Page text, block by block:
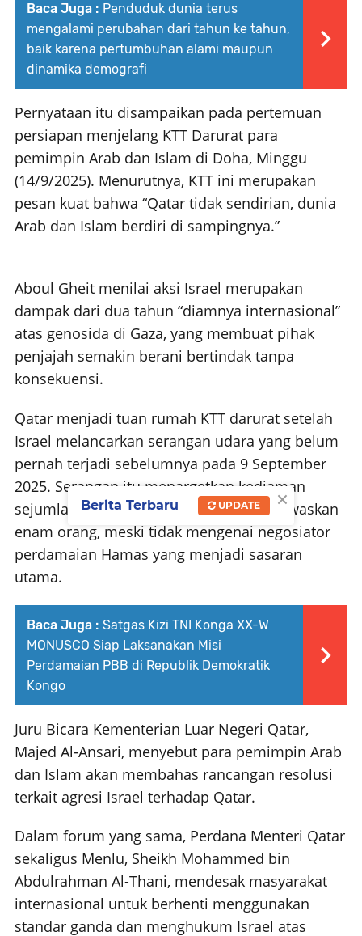
Baca Juga : Penduduk dunia terus
mengalami perubahan dari tahun ke tahun,
baik karena pertumbuhan alami maupun
dinamika demografi
Pernyataan itu disampaikan pada pertemuan
persiapan menjelang KTT Darurat para
pemimpin Arab dan Islam di Doha, Minggu
(14/9/2025). Menurutnya, KTT ini merupakan
pesan kuat bahwa “Qatar tidak sendirian, dunia
Arab dan Islam berdiri di sampingnya.”
Aboul Gheit menilai aksi Israel merupakan
dampak dari dua tahun “diamnya internasional”
atas genosida di Gaza, yang membuat pihak
penjajah semakin berani bertindak tanpa
konsekuensi.
Qatar menjadi tuan rumah KTT darurat setelah
Israel melancarkan serangan udara yang belum
pernah terjadi sebelumnya pada 9 September
2025. Serangan itu menargetkan kediaman
sejumlah pejabat Hamas di Doha, menewaskan
enam orang, meski tidak mengenai negosiator
perdamaian Hamas yang menjadi sasaran
utama.
Baca Juga : Satgas Kizi TNI Konga XX-W
MONUSCO Siap Laksanakan Misi
Perdamaian PBB di Republik Demokratik
Kongo
Juru Bicara Kementerian Luar Negeri Qatar,
Majed Al-Ansari, menyebut para pemimpin Arab
dan Islam akan membahas rancangan resolusi
terkait agresi Israel terhadap Qatar.
Dalam forum yang sama, Perdana Menteri Qatar
sekaligus Menlu, Sheikh Mohammed bin
Abdulrahman Al-Thani, mendesak masyarakat
internasional untuk berhenti menggunakan
standar ganda dan menghukum Israel atas
×
Berita Terbaru UPDATE